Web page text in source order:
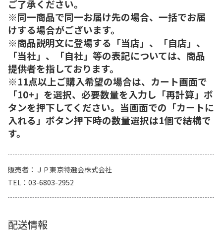
ご了承ください。
※同一商品で同一お届け先の場合、一括でお届
けする場合がございます。
※商品説明文に登場する「当店」、「自店」、
「当社」、「自社」等の表記については、商品
提供者を指しております。
※11点以上ご購入希望の場合は、カート画面で
「10+」を選択、必要数量を入力し「再計算」ボ
タンを押下してください。当画面での「カートに
入れる」ボタン押下時の数量選択は1個で結構で
す。
販売者
ＪＰ東京特選会株式会社
TEL
03-6803-2952
配送情報